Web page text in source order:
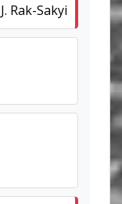
J. Rak-Sakyi